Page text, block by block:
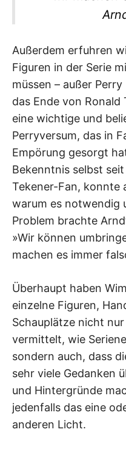
Außerdem erfuhren
Figuren in der Serie
müssen – außer
das Ende von
eine wichtige und
Perryversum, das in
Empörung gesorgt
Bekenntnis selbst
Tekener-Fan, konnte
warum es notwendig
Problem brachte
»Wir können
machen es immer
Überhaupt haben
einzelne Figuren,
Schauplätze nicht
vermittelt, wie
sondern auch, dass
sehr viele Gedanken
und Hintergründe
jedenfalls das eine
anderen Licht.